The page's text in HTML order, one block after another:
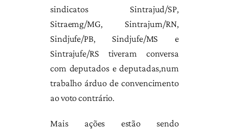
sindicatos Sintrajud/SP,
Sitraemg/MG, Sintrajurn/RN,
Sindjufe/PB, Sindjufe/MS e
Sintrajufe/RS tiveram conversa
com deputados e deputadas,num
trabalho árduo de convencimento
ao voto contrário.
Mais ações estão sendo